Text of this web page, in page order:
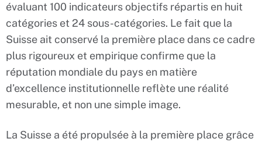
évaluant 100 indicateurs objectifs répartis en huit
catégories et 24 sous-catégories. Le fait que la
Suisse ait conservé la première place dans ce cadre
plus rigoureux et empirique confirme que la
réputation mondiale du pays en matière
d’excellence institutionnelle reflète une réalité
mesurable, et non une simple image.
La Suisse a été propulsée à la première place grâce